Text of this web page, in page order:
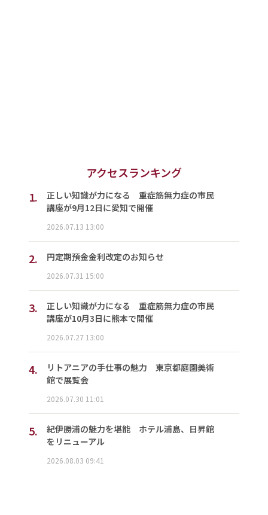
アクセスランキング
1.
正しい知識が力になる 重症筋無力症の市民
講座が9月12日に愛知で開催
2026.07.13 13:00
2. 円定期預金金利改定のお知らせ
2026.07.31 15:00
3.
正しい知識が力になる 重症筋無力症の市民
講座が10月3日に熊本で開催
2026.07.27 13:00
4.
リトアニアの手仕事の魅力 東京都庭園美術
館で展覧会
2026.07.30 11:01
5.
紀伊勝浦の魅力を堪能 ホテル浦島、日昇館
をリニューアル
2026.08.03 09:41